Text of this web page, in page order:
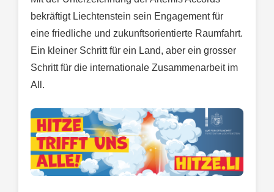
bekräftigt Liechtenstein sein Engagement für
eine friedliche und zukunftsorientierte Raumfahrt.
Ein kleiner Schritt für ein Land, aber ein grosser
Schritt für die internationale Zusammenarbeit im
All.